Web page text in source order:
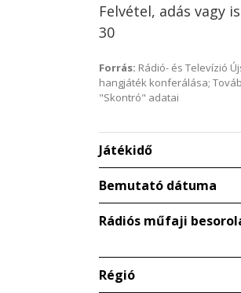
Felvétel, adás vagy
30
Forrás: Rádió- és Televízió
hangjáték konferálása;
"Skontró" adatai
Játékidő
Bemutató dátuma
Rádiós műfaji
Régió